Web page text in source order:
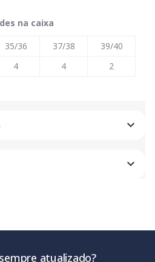
na caixa
35/36 37/38
39/40
4 4 2
atualizado?